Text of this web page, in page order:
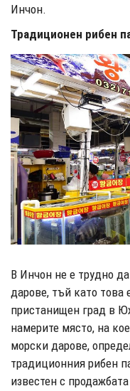
Инчон.
Традиционен рибен
В Инчон не е трудно
дарове, тъй като това
пристанищен град в
намерите място, на
морски дарове,
традиционния рибен
известен с